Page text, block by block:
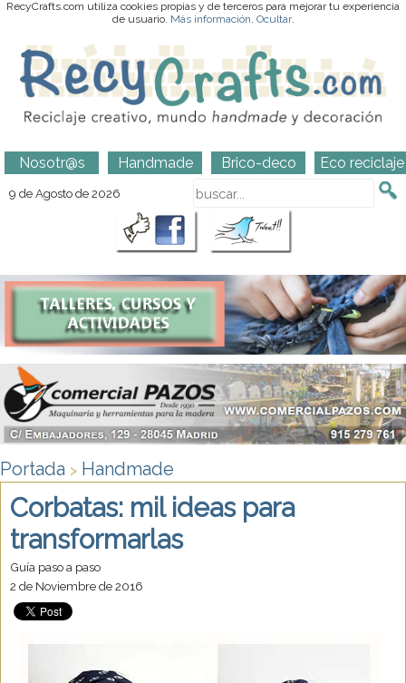
RecyCrafts.com utiliza cookies propias y de terceros para mejorar tu experiencia
de usuario. Más información. Ocultar.
Nosotr@s Handmade Brico-deco Eco reciclaje
9 de Agosto de 2026
Portada > Handmade
Corbatas: mil ideas para
transformarlas
Guía paso a paso
2 de Noviembre de 2016